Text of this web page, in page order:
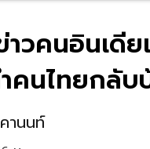
วคนอินเดีย
คนไทยกลับ
านนท์